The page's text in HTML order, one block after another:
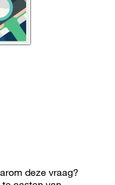
deze vraag?